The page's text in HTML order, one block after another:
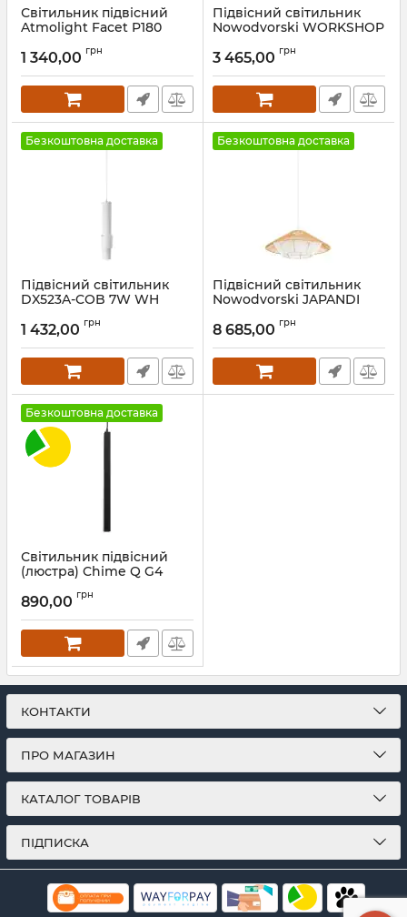
Світильник підвісний
Atmolight Facet P180
Артикул:1421112
1 340,00 грн
Підвісний світильник
Nowodvorski WORKSHOP
Артикул:6337
3 465,00 грн
Безкоштовна доставка
Підвісний світильник
DX523A-COB 7W WH
Артикул:26879
1 432,00 грн
Безкоштовна доставка
Підвісний світильник
Nowodvorski JAPANDI
Артикул:11157
8 685,00 грн
Безкоштовна доставка
Світильник підвісний
(люстра) Chime Q G4
Артикул:1241117
890,00 грн
КОНТАКТИ
ПРО МАГАЗИН
КАТАЛОГ ТОВАРІВ
ПІДПИСКА